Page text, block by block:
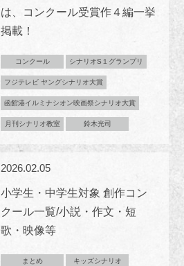
は、コンクール受賞作４編一挙
掲載！
コンクール シナリオS１グランプリ
フジテレビ ヤングシナリオ大賞
函館港イルミナシオン映画祭シナリオ大賞
月刊シナリオ教室 鈴木光司
2026.02.05
小学生・中学生対象 創作コン
クール一覧/小説・作文・短
歌・映像等
まとめ キッズシナリオ